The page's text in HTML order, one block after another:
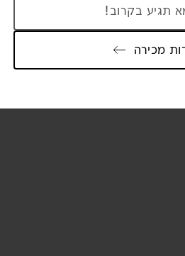
תגיע בקרוב!
מכירה